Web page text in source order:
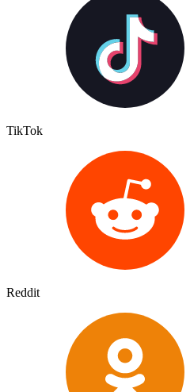
TikTok
Reddit